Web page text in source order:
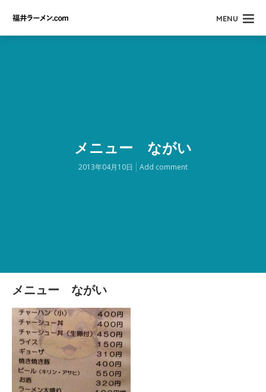
MENU
メニュー ながい
2013年04月10日 Add comment
メニュー ながい